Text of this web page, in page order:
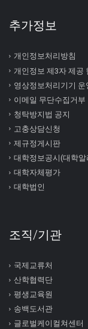
추가정보
개인정보처리방침
개인정보 제3자 제공
영상정보처리기기 운
이메일 무단수집거부
청탁방지법 공지
고충상담신청
제규정게시판
대학정보공시(대학알
대학자체평가
대학법인
조직/기관
국제교류처
산학협력단
평생교육원
송백도서관
글로벌케이컬쳐센터